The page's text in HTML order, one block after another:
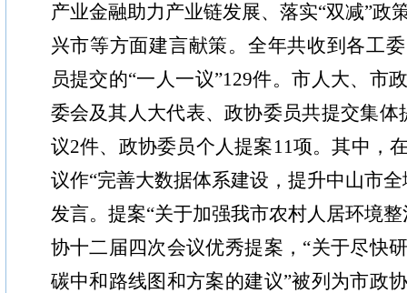
产业金融助力产业链发展、落实“双减”政
兴市等方面建言献策。全年共收到各工
员提交的“一人一议”129件。市人大、市
委会及其人大代表、政协委员共提交集体
议2件、政协委员个人提案11项。其中，
议作“完善大数据体系建设，提升中山市
发言。提案“关于加强我市农村人居环境
协十二届四次会议优秀提案，“关于尽快
碳中和路线图和方案的建议”被列为市政